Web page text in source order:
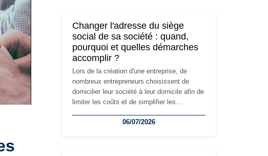
Changer l'adresse du siège
social de sa société : quand,
pourquoi et quelles démarches
accomplir ?
Lors de la création d'une entreprise, de
nombreux entrepreneurs choisissent de
domicilier leur société à leur domicile afin de
limiter les coûts et de simplifier les
l'activité, cette solution peut rapidement
06/07/2026